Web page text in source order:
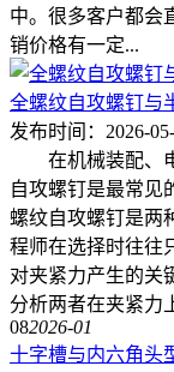
中。很多客户都会
销价格有一定...
全螺纹自攻螺钉与
发布时间：2026-
在机械装配、电
自攻螺钉是最常见
螺纹自攻螺钉是两
程师在选择时往往
对夹紧力产生的关
分析两者在夹紧力
082026-01
十字槽与内六角头